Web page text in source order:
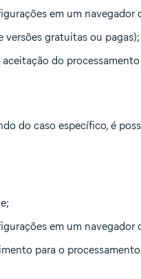
em um navegador
gratuitas ou pagas);
do
do caso específico, é
em um navegador
para o